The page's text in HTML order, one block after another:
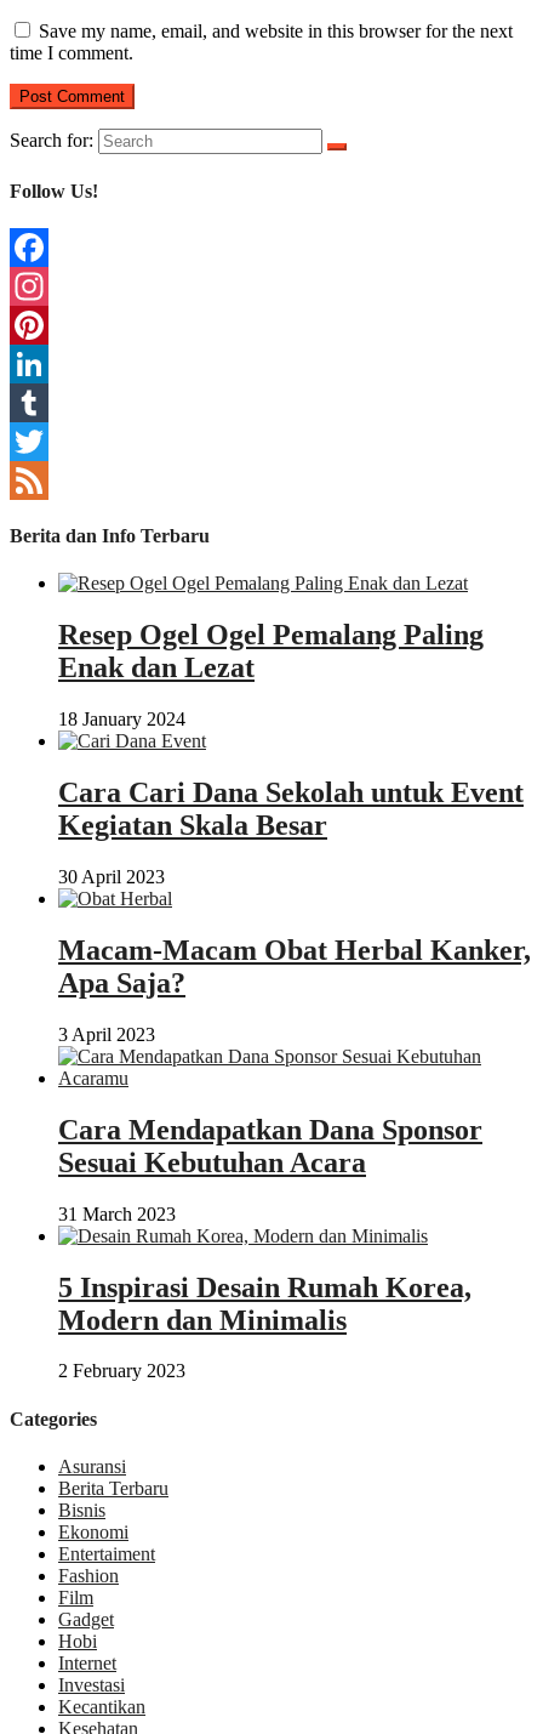
Save my name, email, and website in this browser for the next
time I comment.
Search for:
Follow Us!
Facebook
Instagram
Pinterest
LinkedIn
Tumblr
Twitter
Berita dan Info Terbaru
Resep Ogel Ogel Pemalang Paling
Enak dan Lezat
18 January 2024
Cara Cari Dana Sekolah untuk Event
Kegiatan Skala Besar
30 April 2023
Macam-Macam Obat Herbal Kanker,
Apa Saja?
3 April 2023
Cara Mendapatkan Dana Sponsor
Sesuai Kebutuhan Acara
31 March 2023
5 Inspirasi Desain Rumah Korea,
Modern dan Minimalis
2 February 2023
Categories
Asuransi
Berita Terbaru
Bisnis
Ekonomi
Entertaiment
Fashion
Film
Gadget
Hobi
Internet
Investasi
Kecantikan
Kesehatan